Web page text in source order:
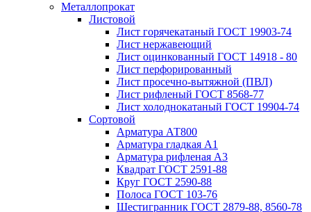
Металлопрокат
Листовой
Лист горячекатаный ГОСТ 19903-74
Лист нержавеющий
Лист оцинкованный ГОСТ 14918 - 80
Лист перфорированный
Лист просечно-вытяжной (ПВЛ)
Лист рифленый ГОСТ 8568-77
Лист холоднокатаный ГОСТ 19904-74
Сортовой
Арматура АТ800
Арматура гладкая А1
Арматура рифленая А3
Квадрат ГОСТ 2591-88
Круг ГОСТ 2590-88
Полоса ГОСТ 103-76
Шестигранник ГОСТ 2879-88, 8560-78